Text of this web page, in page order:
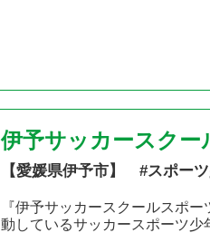
伊予サッカースクー
【愛媛県伊予市】 #スポー
『伊予サッカースクールスポ
動しているサッカースポーツ少